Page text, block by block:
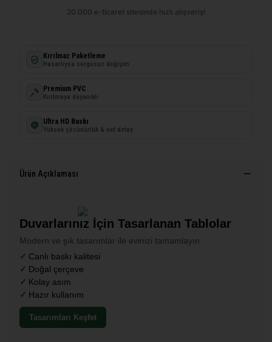
Kırılmaz Paketleme
Hasarlıysa sorgusuz değişim
Premium PVC
Kırılmaya dayanıklı
Ultra HD Baskı
Yüksek çözünürlük & net detay
Ürün Açıklaması
Duvarlarınız İçin Tasarlanan Tablolar
Modern ve şık tasarımlar ile evinizi tamamlayın.
Canlı baskı kalitesi
Doğal çerçeve
Kolay asım
Hazır kullanım
Tasarımları Keşfet